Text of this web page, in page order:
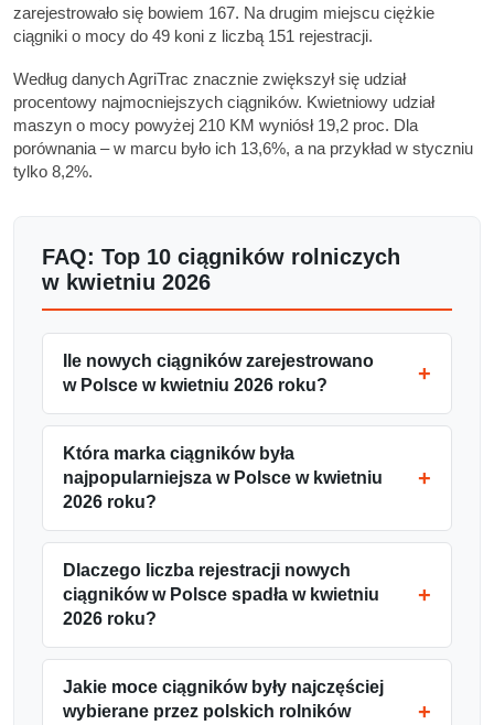
zarejestrowało się bowiem 167. Na drugim miejscu ciężkie
ciągniki o mocy do 49 koni z liczbą 151 rejestracji.
Według danych AgriTrac znacznie zwiększył się udział
procentowy najmocniejszych ciągników. Kwietniowy udział
maszyn o mocy powyżej 210 KM wyniósł 19,2 proc. Dla
porównania – w marcu było ich 13,6%, a na przykład w styczniu
tylko 8,2%.
FAQ: Top 10 ciągników rolniczych
w kwietniu 2026
Ile nowych ciągników zarejestrowano
w Polsce w kwietniu 2026 roku?
Która marka ciągników była
najpopularniejsza w Polsce w kwietniu
2026 roku?
Dlaczego liczba rejestracji nowych
ciągników w Polsce spadła w kwietniu
2026 roku?
Jakie moce ciągników były najczęściej
wybierane przez polskich rolników